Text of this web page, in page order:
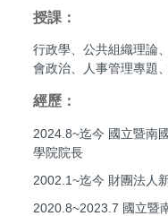
授課：
行政學、公共組織理論
會政治、人事管理專題
經歷：
2024.8~迄今 國立暨南
學院院長
2002.1~迄今 財團法人
2020.8~2023.7 國立暨